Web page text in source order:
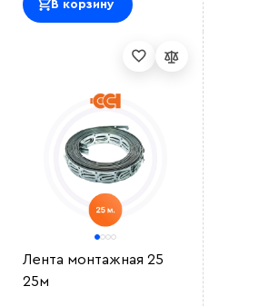
В корзину
Лента монтажная 25
25м